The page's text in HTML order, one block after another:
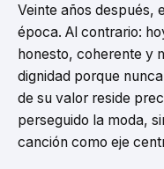
Veinte años después,
época. Al contrario:
honesto, coherente y
dignidad porque
de su valor reside
perseguido la moda,
canción como eje